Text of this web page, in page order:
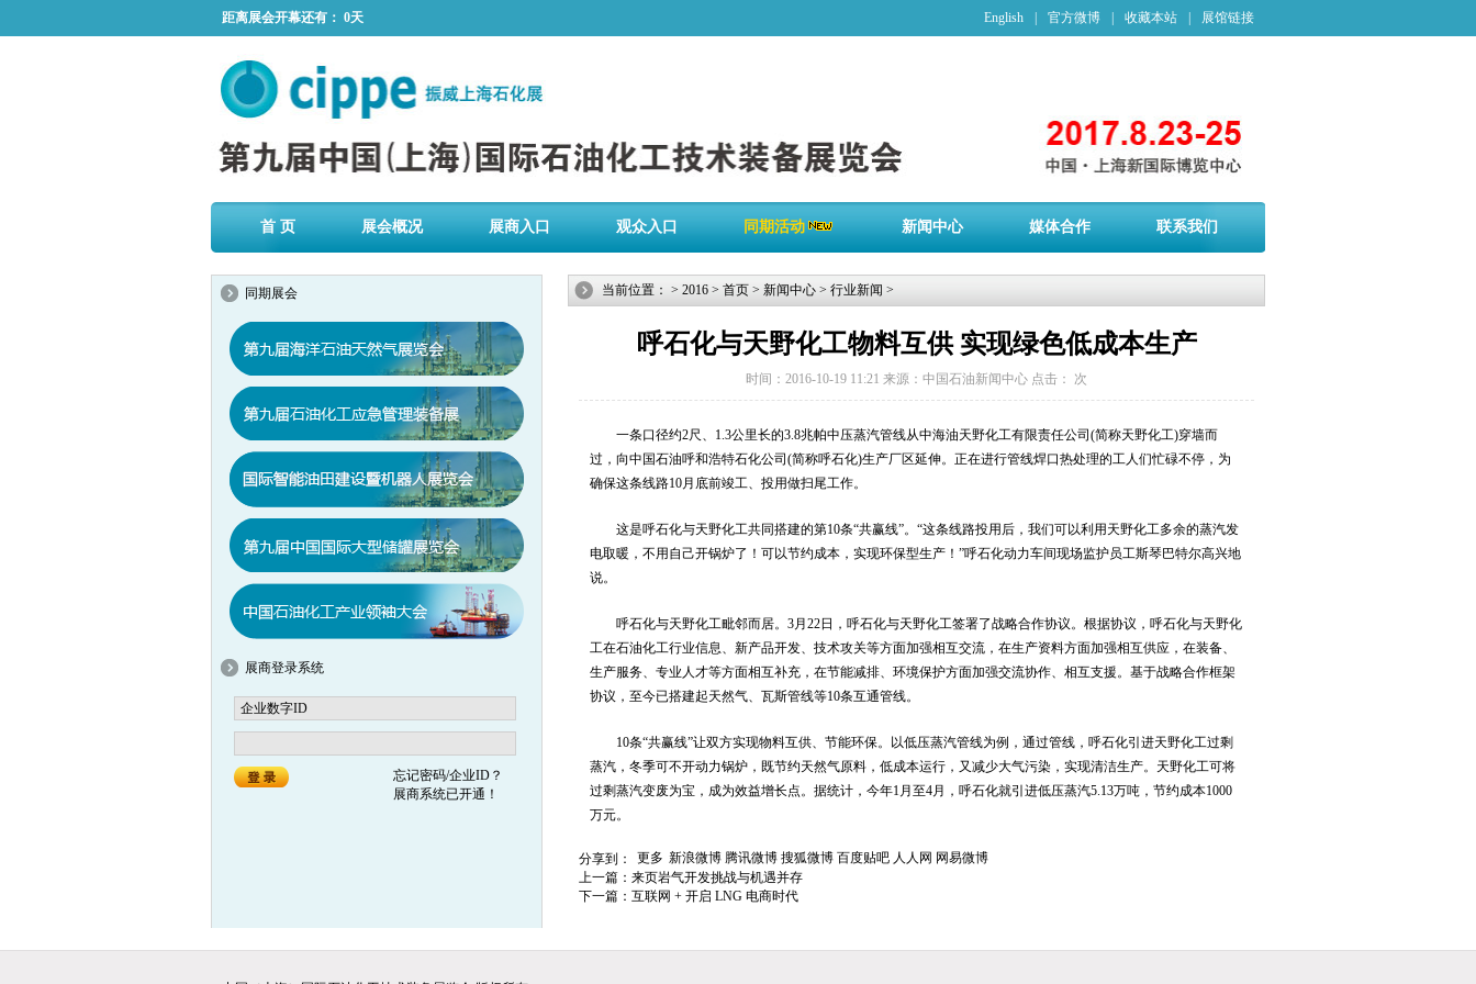
距离展会开幕还有： 0天 English 官方微博 收藏本站 展馆链接
首 页 展会概况 展商入口 观众入口 同期活动 新闻中心 媒体合作 联系我们
同期展会
展商登录系统
忘记密码/企业ID？
展商系统已开通！
当前位置： > 2016 > 首页 > 新闻中心 > 行业新闻 >
呼石化与天野化工物料互供 实现绿色低成本生产
时间：2016-10-19 11:21 来源：中国石油新闻中心 点击： 次
一条口径约2尺、1.3公里长的3.8兆帕中压蒸汽管线从中海油天野化工有限责任公司(简称天野化工)穿墙而
过，向中国石油呼和浩特石化公司(简称呼石化)生产厂区延伸。正在进行管线焊口热处理的工人们忙碌不停，为
确保这条线路10月底前竣工、投用做扫尾工作。
这是呼石化与天野化工共同搭建的第10条“共赢线”。“这条线路投用后，我们可以利用天野化工多余的蒸汽发
电取暖，不用自己开锅炉了！可以节约成本，实现环保型生产！”呼石化动力车间现场监护员工斯琴巴特尔高兴地
说。
呼石化与天野化工毗邻而居。3月22日，呼石化与天野化工签署了战略合作协议。根据协议，呼石化与天野化
工在石油化工行业信息、新产品开发、技术攻关等方面加强相互交流，在生产资料方面加强相互供应，在装备、
生产服务、专业人才等方面相互补充，在节能减排、环境保护方面加强交流协作、相互支援。基于战略合作框架
协议，至今已搭建起天然气、瓦斯管线等10条互通管线。
10条“共赢线”让双方实现物料互供、节能环保。以低压蒸汽管线为例，通过管线，呼石化引进天野化工过剩
蒸汽，冬季可不开动力锅炉，既节约天然气原料，低成本运行，又减少大气污染，实现清洁生产。天野化工可将
过剩蒸汽变废为宝，成为效益增长点。据统计，今年1月至4月，呼石化就引进低压蒸汽5.13万吨，节约成本1000
万元。
分享到： 新浪微博 腾讯微博 搜狐微博 百度贴吧 人人网 网易微博
更多
上一篇： 来页岩气开发挑战与机遇并存
下一篇： 互联网 + 开启 LNG 电商时代